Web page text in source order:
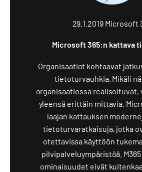
29.1.2019 Microsoft
Microsoft 365:n kattava
Organisaatiot kohtaavat
tietoturvauhkia. Mikäli
organisaatiossa realisoituvat,
yleensä erittäin mittavia.
laajan kattauksen
tietoturvaratkaisuja, jotka
otettavissa käyttöön
pilvipalveluympäristöä.
ominaisuudet eivät